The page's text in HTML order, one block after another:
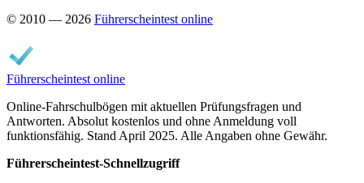
© 2010 — 2026 Führerscheintest online
Führerscheintest online
Online-Fahrschulbögen mit aktuellen Prüfungsfragen und
Antworten. Absolut kostenlos und ohne Anmeldung voll
funktionsfähig. Stand April 2025. Alle Angaben ohne Gewähr.
Führerscheintest-Schnellzugriff